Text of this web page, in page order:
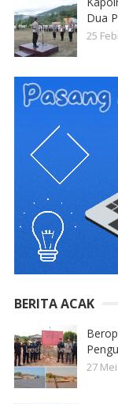
Dua
25
BERITA ACAK
27